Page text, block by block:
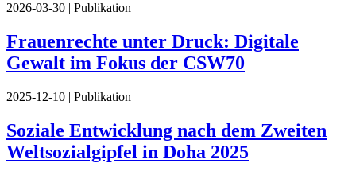
2026-03-30 | Publikation
Frauenrechte unter Druck: Digitale
Gewalt im Fokus der CSW70
2025-12-10 | Publikation
Soziale Entwicklung nach dem Zweiten
Weltsozialgipfel in Doha 2025